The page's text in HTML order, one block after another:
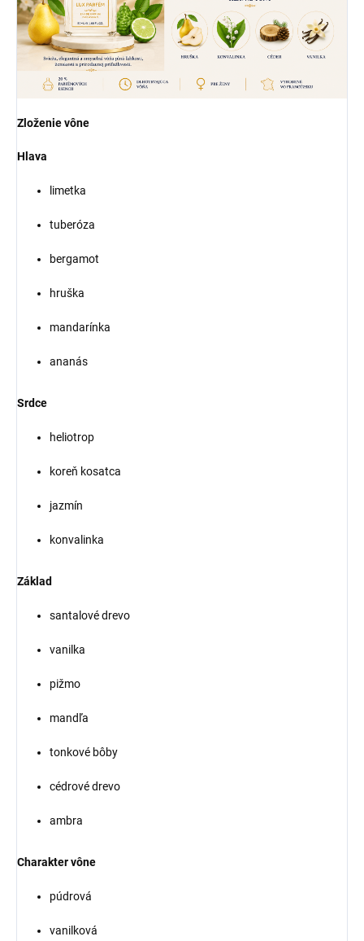
Zloženie vône
Hlava
limetka
tuberóza
bergamot
hruška
mandarínka
ananás
Srdce
heliotrop
koreň kosatca
jazmín
konvalinka
Základ
santalové drevo
vanilka
pižmo
mandľa
tonkové bôby
cédrové drevo
ambra
Charakter vône
púdrová
vanilková